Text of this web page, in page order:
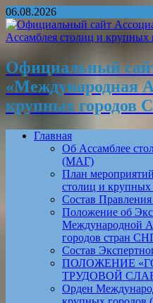
06.08.2026
Официальный
«Международная
крупных
Главная
Об Ассамблее
(МАГ)
План
столиц и
Состав
Положение об
Международной
городов стран
Состав
ПОЛОЖЕНИЕ
ТРУДОВОЙ
Орден